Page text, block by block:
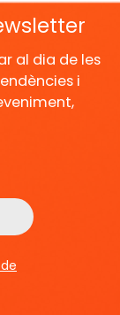
al dia de les
i